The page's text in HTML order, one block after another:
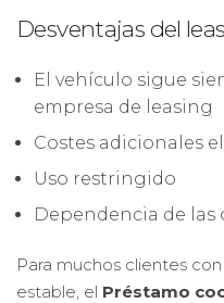
Desventajas del
El vehículo sigue
empresa de leasing
Costes adicionales
Uso restringido
Dependencia de
Para muchos clientes
estable, el Préstamo